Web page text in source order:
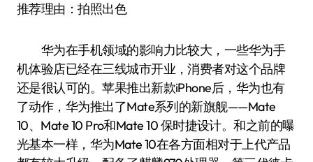
推荐理由：拍照出色
华为在手机领域的影响力比较大，一些华为手
机体验店已经在三线城市开业，消费者对这个品牌
还是很认可的。苹果推出新款iPhone后，华为也有
了动作，华为推出了Mate系列的新旗舰——Mate
10、Mate 10 Pro和Mate 10 保时捷设计。和之前的曝
光基本一样，华为Mate 10在各方面相对于上代产品